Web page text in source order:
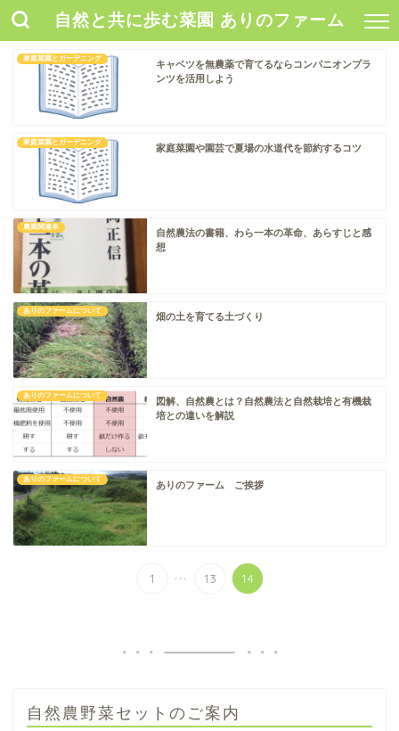
自然と共に歩む菜園 ありのファーム
家庭菜園とガーデニング
キャベツを無農薬で育てるならコンパニオンプラ
ンツを活用しよう
家庭菜園とガーデニング
家庭菜園や園芸で夏場の水道代を節約するコツ
農業関連本
自然農法の書籍、わら一本の革命、あらすじと感
想
ありのファームについて
畑の土を育てる土づくり
ありのファームについて
図解、自然農とは？自然農法と自然栽培と有機栽
培との違いを解説
ありのファームについて
ありのファーム ご挨拶
1 ... 13 14
自然農野菜セットのご案内